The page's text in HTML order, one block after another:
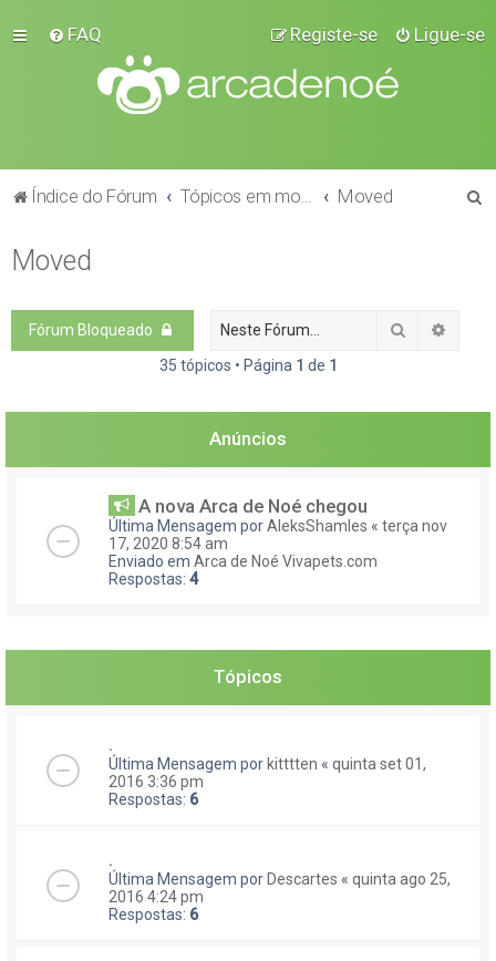
FAQ Ligue-se
Registe-se
Índice do Fórum Moved
a
Moved
Fórum Bloqueado Pesquisar
35 tópicos • Página 1 de 1
Anúncios
A nova Arca de Noé chegou
Última Mensagem porAleksShamles « terça nov
17, 2020 8:54 am
Enviado em Arca de Noé Vivapets.com
Respostas: 4
Tópicos
.
Última Mensagem por kitttten « quinta set 01,
2016 3:36 pm
Respostas: 6
.
Última Mensagem por Descartes « quinta ago 25,
2016 4:24 pm
Respostas: 6